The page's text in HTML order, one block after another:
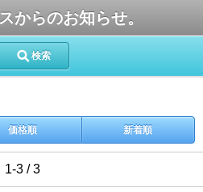
からのお知らせ。
検索
価格順 新着順
1-3 / 3